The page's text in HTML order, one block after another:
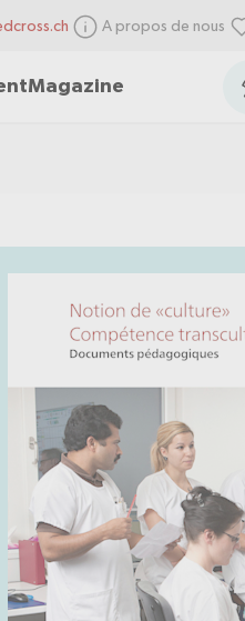
A propos de nous
Magazine